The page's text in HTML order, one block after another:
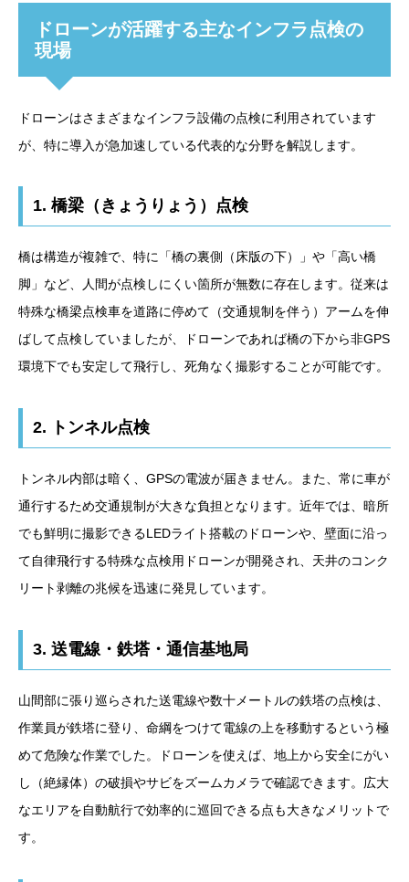
ドローンが活躍する主なインフラ点検の
現場
ドローンはさまざまなインフラ設備の点検に利用されています
が、特に導入が急加速している代表的な分野を解説します。
1. 橋梁（きょうりょう）点検
橋は構造が複雑で、特に「橋の裏側（床版の下）」や「高い橋
脚」など、人間が点検しにくい箇所が無数に存在します。従来は
特殊な橋梁点検車を道路に停めて（交通規制を伴う）アームを伸
ばして点検していましたが、ドローンであれば橋の下から非GPS
環境下でも安定して飛行し、死角なく撮影することが可能です。
2. トンネル点検
トンネル内部は暗く、GPSの電波が届きません。また、常に車が
通行するため交通規制が大きな負担となります。近年では、暗所
でも鮮明に撮影できるLEDライト搭載のドローンや、壁面に沿っ
て自律飛行する特殊な点検用ドローンが開発され、天井のコンク
リート剥離の兆候を迅速に発見しています。
3. 送電線・鉄塔・通信基地局
山間部に張り巡らされた送電線や数十メートルの鉄塔の点検は、
作業員が鉄塔に登り、命綱をつけて電線の上を移動するという極
めて危険な作業でした。ドローンを使えば、地上から安全にがい
し（絶縁体）の破損やサビをズームカメラで確認できます。広大
なエリアを自動航行で効率的に巡回できる点も大きなメリットで
す。